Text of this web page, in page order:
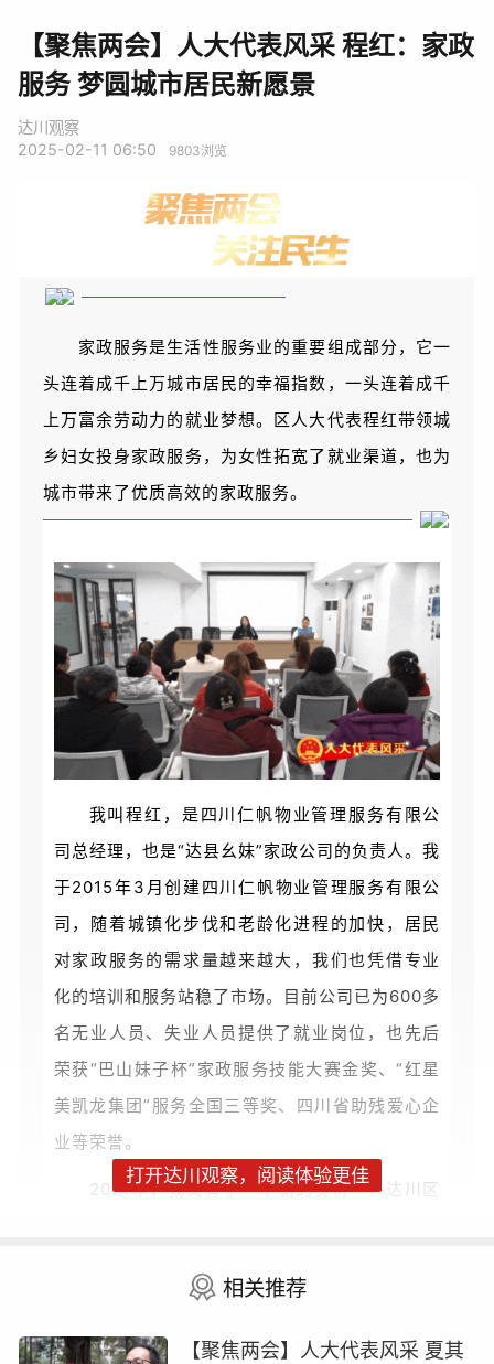
【聚焦两会】人大代表风采 程红：家政
服务 梦圆城市居民新愿景
达川观察
2025-02-11 06:50
9803浏览
家政服务是生活性服务业的重要组成部分，它一
头连着成千上万城市居民的幸福指数，一头连着成千
上万富余劳动力的就业梦想。区人大代表程红带领城
乡妇女投身家政服务，为女性拓宽了就业渠道，也为
城市带来了优质高效的家政服务。
我叫程红，是四川仁帆物业管理服务有限公
司总经理，也是“达县幺妹”家政公司的负责人。我
于2015年3月创建四川仁帆物业管理服务有限公
司，随着城镇化步伐和老龄化进程的加快，居民
对家政服务的需求量越来越大，我们也凭借专业
化的培训和服务站稳了市场。目前公司已为600多
名无业人员、失业人员提供了就业岗位，也先后
荣获“巴山妹子杯”家政服务技能大赛金奖、“红星
美凯龙集团”服务全国三等奖、四川省助残爱心企
业等荣誉。
2021年，我又有了一个新的身份——达川区
打开达川观察，阅读体验更佳
相关推荐
【聚焦两会】人大代表风采 夏其